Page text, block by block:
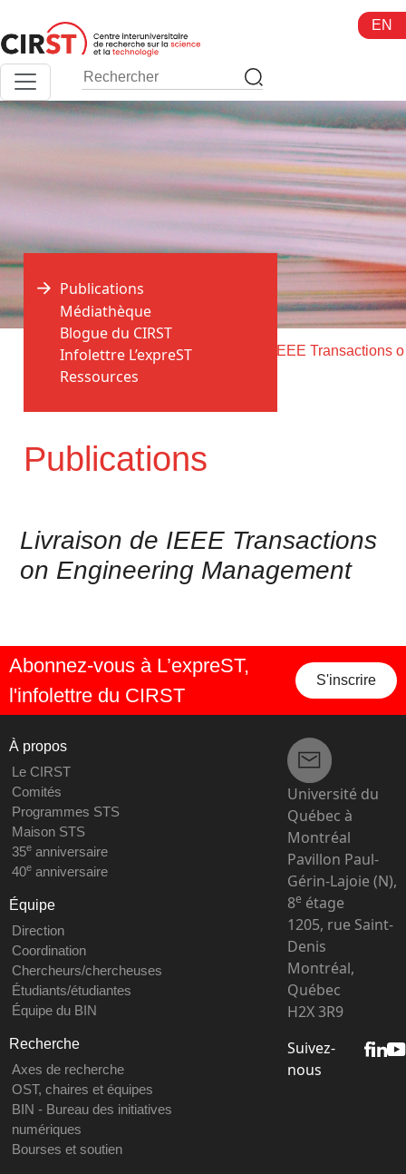
au
contenu
EN
Accueil > Publications >
Publications
Publications
Médiathèque
Blogue du CIRST
Infolettre L’expreST
Ressources
Livraison de IEEE Transactions
on Engineering Management
Abonnez-vous à L’expreST,
l'infolettre du CIRST
S'inscrire
À propos
Le CIRST
Comités
Programmes STS
Maison STS
35eanniversaire
40eanniversaire
Équipe
Direction
Coordination
Chercheurs/chercheuses
Étudiants/étudiantes
Équipe du BIN
Recherche
Axes de recherche
OST, chaires et équipes
BIN - Bureau des initiatives
numériques
Bourses et soutien
Université du
Québec à
Montréal
Pavillon Paul-
Gérin-Lajoie (N),
8e étage
1205, rue Saint-
Denis
Montréal,
Québec
H2X 3R9
Suivez-
nous